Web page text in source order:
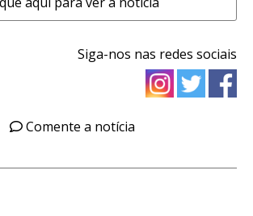
Siga-nos nas redes sociais
Comente a notícia